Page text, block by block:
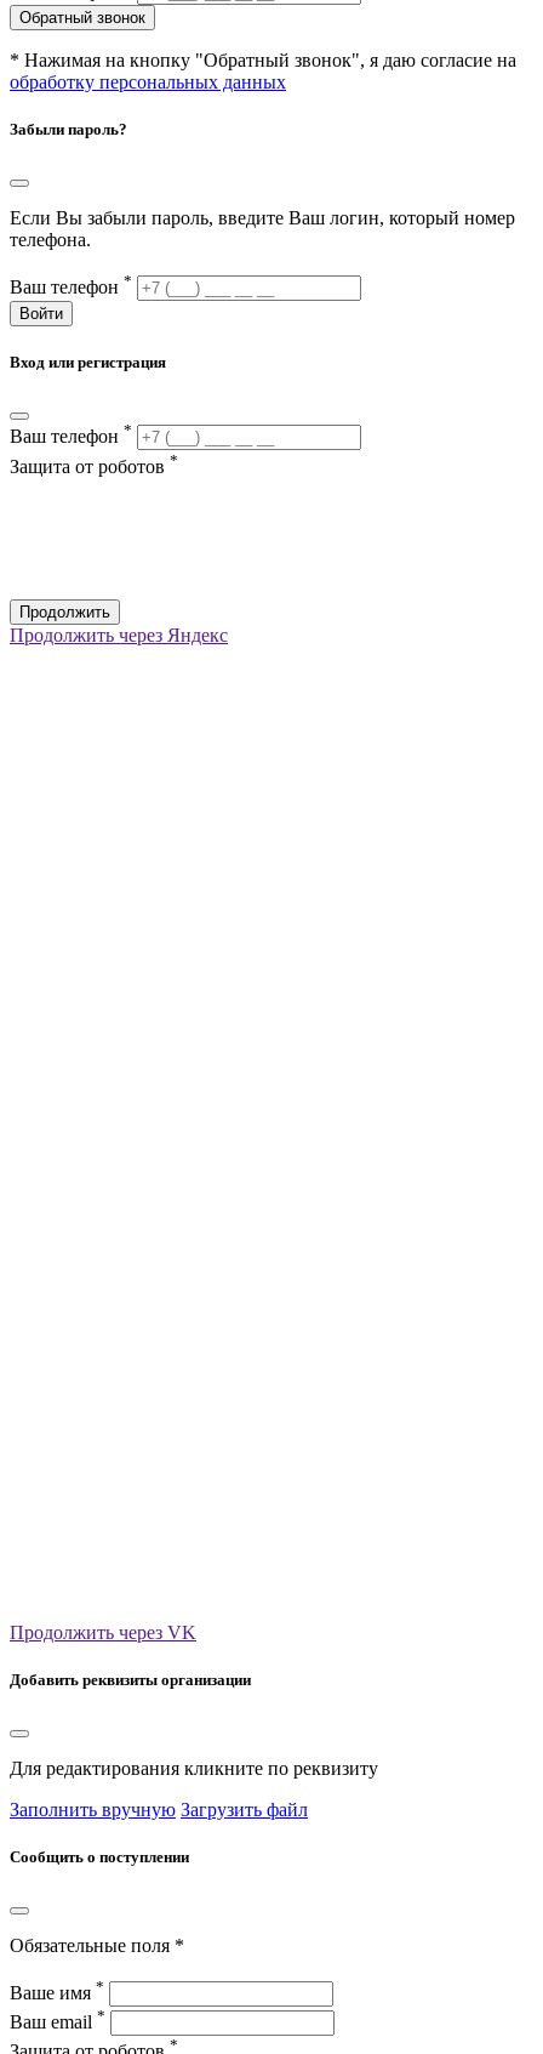
Обратный звонок
* Нажимая на кнопку "Обратный звонок", я даю согласие на
обработку персональных данных
Забыли пароль?
Если Вы забыли пароль, введите Ваш логин, который номер
телефона.
Ваш телефон *
Войти
Вход или регистрация
Ваш телефон *
Защита от роботов *
Продолжить
Продолжить через Яндекс
Продолжить через VK
Добавить реквизиты организации
Для редактирования кликните по реквизиту
Заполнить вручную Загрузить файл
Сообщить о поступлении
Обязательные поля *
Ваше имя *
Ваш email *
*